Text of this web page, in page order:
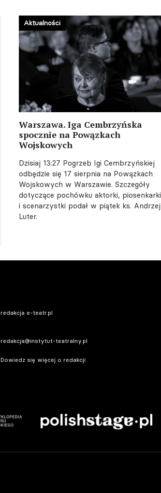
Warszawa. Iga Cembrzyńska
spocznie na Powązkach
Wojskowych
Dzisiaj 13:27 Pogrzeb Igi Cembrzyńskiej
odbędzie się 17 sierpnia na Powązkach
Wojskowych w Warszawie. Szczegóły
dotyczące pochówku aktorki, piosenkarki
i scenarzystki podał w piątek ks. Andrzej
Luter.
Aktualności
redakcja e-teatr.pl
redakcja@instytut-teatralny.pl
Dowiedz się więcej o redakcji